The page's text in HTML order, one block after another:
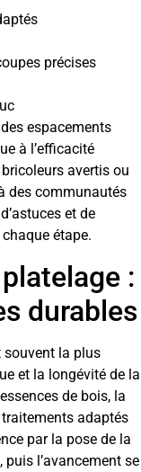
précises
espacements
à l’efficacité
avertis ou
des communautés
et de
étape.
:
durables
souvent la plus
et la longévité de la
de bois, la
adaptés
par la pose de la
puis l’avancement se